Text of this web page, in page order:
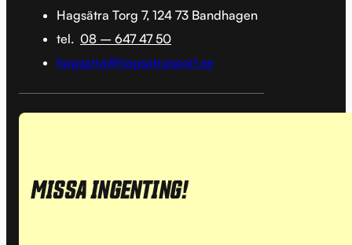
Hagsätra Torg 7, 124 73 Bandhagen
tel. 08 – 647 47 50
hagsatra@hagsatrasport.se
MISSA INGENTING!